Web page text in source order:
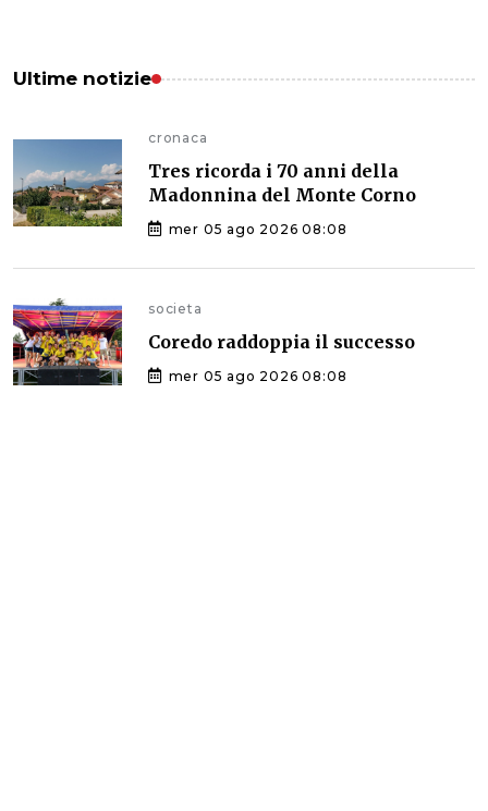
Ultime notizie
cronaca
Tres ricorda i 70 anni della
Madonnina del Monte Corno
mer 05 ago 2026 08:08
societa
Coredo raddoppia il successo
mer 05 ago 2026 08:08